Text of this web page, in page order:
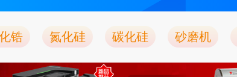
锆 氮化硅 碳化硅 砂磨机